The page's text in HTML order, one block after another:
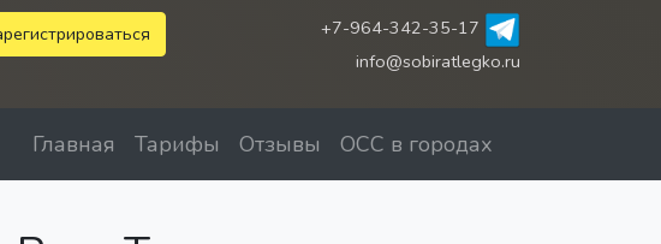
+7-964-342-35-17
info@sobiratlegko.ru
Главная Тарифы Отзывы ОСС в городах